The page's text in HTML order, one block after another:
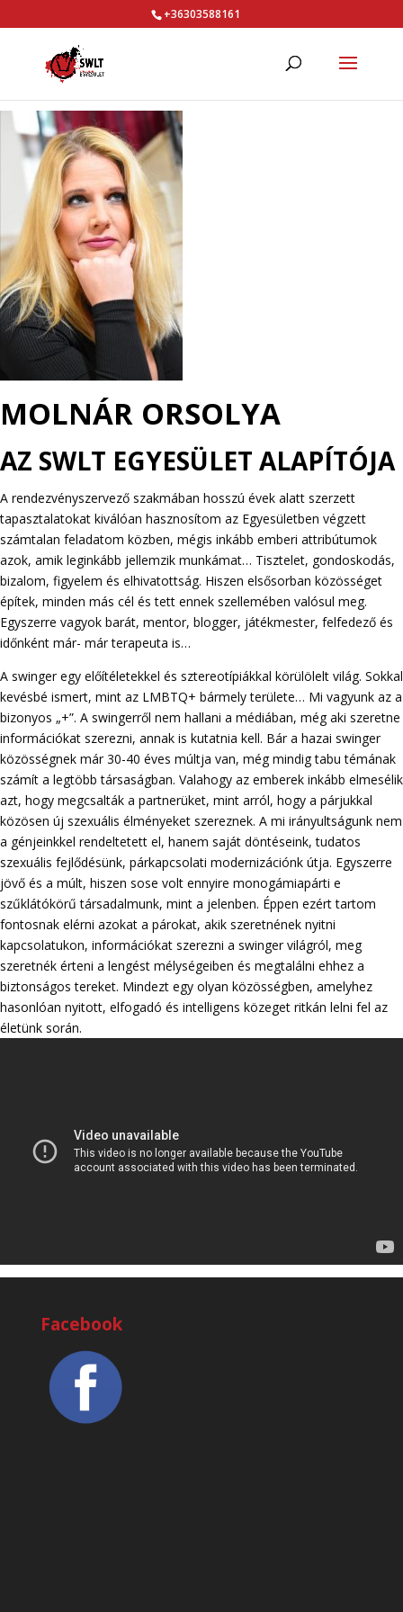
+36303588161
MOLNÁR ORSOLYA
AZ SWLT EGYESÜLET ALAPÍTÓJA
A rendezvényszervező szakmában hosszú évek alatt szerzett
tapasztalatokat kiválóan hasznosítom az Egyesületben végzett
számtalan feladatom közben, mégis inkább emberi attribútumok
azok, amik leginkább jellemzik munkámat… Tisztelet, gondoskodás,
bizalom, figyelem és elhivatottság. Hiszen elsősorban közösséget
építek, minden más cél és tett ennek szellemében valósul meg.
Egyszerre vagyok barát, mentor, blogger, játékmester, felfedező és
időnként már- már terapeuta is…
A swinger egy előítéletekkel és sztereotípiákkal körülölelt világ. Sokkal
kevésbé ismert, mint az LMBTQ+ bármely területe… Mi vagyunk az a
bizonyos „+”. A swingerről nem hallani a médiában, még aki szeretne
információkat szerezni, annak is kutatnia kell. Bár a hazai swinger
közösségnek már 30-40 éves múltja van, még mindig tabu témának
számít a legtöbb társaságban. Valahogy az emberek inkább elmesélik
azt, hogy megcsalták a partnerüket, mint arról, hogy a párjukkal
közösen új szexuális élményeket szereznek. A mi irányultságunk nem
a génjeinkkel rendeltetett el, hanem saját döntéseink, tudatos
szexuális fejlődésünk, párkapcsolati modernizációnk útja. Egyszerre
jövő és a múlt, hiszen sose volt ennyire monogámiapárti e
szűklátókörű társadalmunk, mint a jelenben. Éppen ezért tartom
fontosnak elérni azokat a párokat, akik szeretnének nyitni
kapcsolatukon, információkat szerezni a swinger világról, meg
szeretnék érteni a lengést mélységeiben és megtalálni ehhez a
biztonságos tereket. Mindezt egy olyan közösségben, amelyhez
hasonlóan nyitott, elfogadó és intelligens közeget ritkán lelni fel az
életünk során.
Facebook